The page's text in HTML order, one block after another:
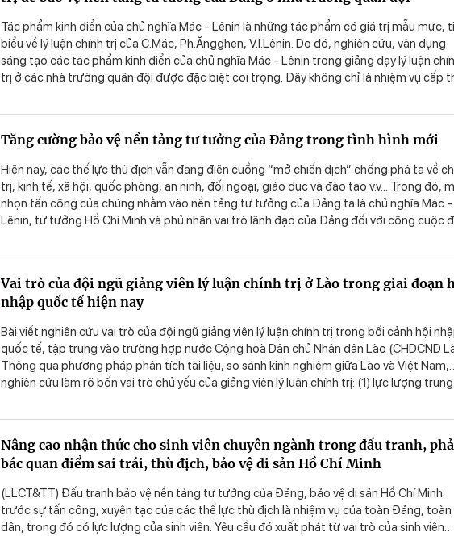
bài giảng Lịch sử Đảng.
Tác phẩm kinh điển của chủ nghĩa Mác - Lênin là những tác phẩm có giá trị mẫu mực,
biểu về lý luận chính trị của C.Mác, Ph.Ăngghen, V.I.Lênin. Do đó, nghiên cứu, vận dụng
sáng tạo các tác phẩm kinh điển của chủ nghĩa Mác - Lênin trong giảng dạy lý luận
trị ở các nhà trường quân đội được đặc biệt coi trọng. Đây không chỉ là nhiệm vụ cấp
tưởng của Đảng trong tình hình mới.
Tăng cường bảo vệ nền tảng tư tưởng của Đảng trong tình hình mới
Hiện nay, các thế lực thù địch vẫn đang điên cuồng “mở chiến dịch” chống phá ta về
trị, kinh tế, xã hội, quốc phòng, an ninh, đối ngoại, giáo dục và đào tạo v.v... Trong đó,
nhọn tấn công của chúng nhằm vào nền tảng tư tưởng của Đảng ta là chủ nghĩa Mác -
Lênin, tư tưởng Hồ Chí Minh và phủ nhận vai trò lãnh đạo của Đảng đối với công cuộc
Vai trò của đội ngũ giảng viên lý luận chính trị ở Lào trong giai đoạn
nhập quốc tế hiện nay
Bài viết nghiên cứu vai trò của đội ngũ giảng viên lý luận chính trị trong bối cảnh hội
quốc tế, tập trung vào trường hợp nước Cộng hoà Dân chủ Nhân dân Lào (CHDCND
Thông qua phương pháp phân tích tài liệu, so sánh kinh nghiệm giữa Lào và Việt Nam,
nghiên cứu làm rõ bốn vai trò chủ yếu của giảng viên lý luận chính trị: (1) lực lượng trung
nền tảng tư tưởng của Đảng; (3) nhà nghiên cứu khoa học, tổng kết thực tiễn và tham
mưu chính sách; (4) tấm gương sáng về phẩm chất, đạo đức cách mạng. Kết quả
cứu góp phần khẳng định vai trò trung tâm đa diện của đội ngũ giảng viên lý luận chính
đối với sự nghiệp cách mạng. Đồng thời, đề xuất một số giải pháp nhằm nâng cao chất
lượng đội ngũ giảng viên lý luận chính trị giai đoạn mới.
Nâng cao nhận thức cho sinh viên chuyên ngành trong đấu tranh,
bác quan điểm sai trái, thù địch, bảo vệ di sản Hồ Chí Minh
(LLCT&TT) Đấu tranh bảo vệ nền tảng tư tưởng của Đảng, bảo vệ di sản Hồ Chí Minh
trước sự tấn công, xuyên tạc của các thế lực thù địch là nhiệm vụ của toàn Đảng, toàn
dân, trong đó có lực lượng của sinh viên. Yêu cầu đó xuất phát từ vai trò của sinh viên